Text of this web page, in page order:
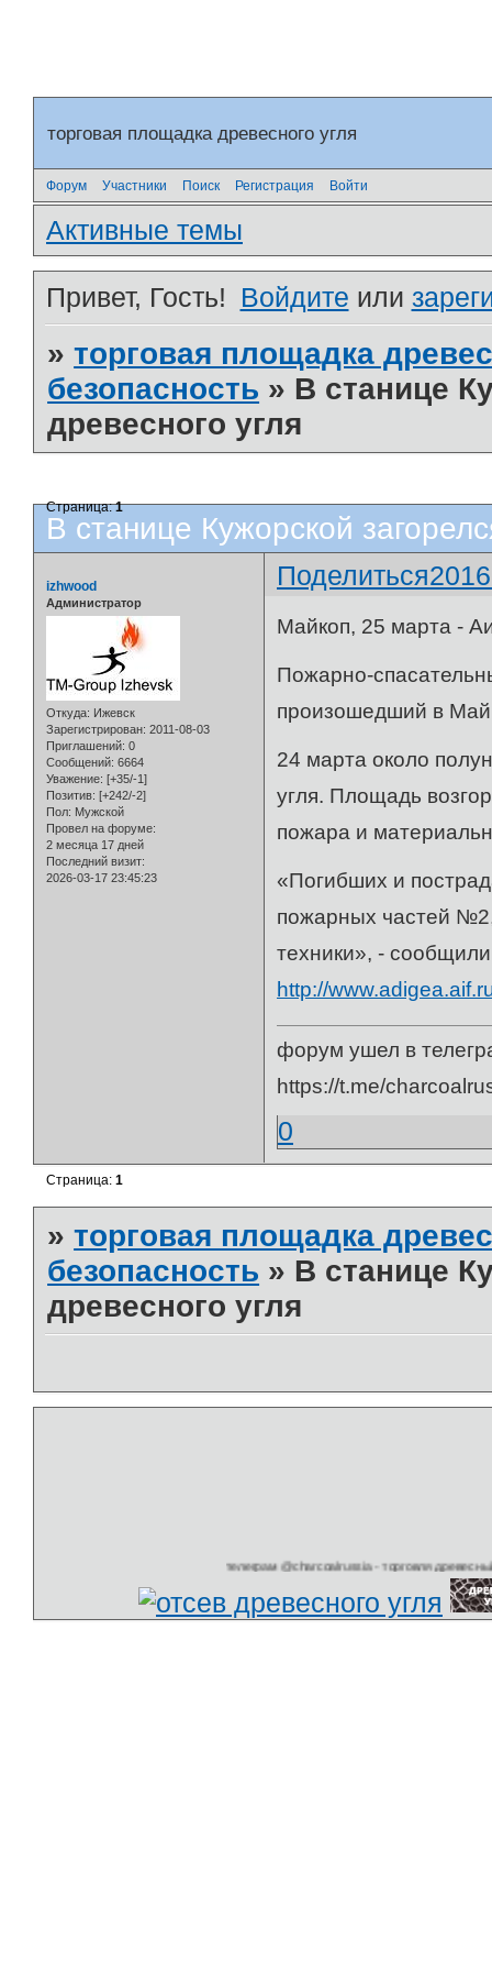
торговая площадка древесного угля
Форум Участники Поиск Регистрация Войти
Активные темы
Привет, Гость! Войдите или
»торговая площадка
безопасность » В станице
древесного угля
В станице Кужорской
Страница:1
Поделиться
izhwood
Администратор
Откуда: Ижевск
Зарегистрирован: 2011-08-03
Приглашений: 0
Сообщений: 6664
Уважение: [+35/-1]
Позитив: [+242/-2]
Пол: Мужской
Провел на форуме:
2 месяца 17 дней
Последний визит:
2026-03-17 23:45:23
Майкоп, 25 марта -
Пожарно-
произошедший в
24 марта около
угля. Площадь
пожара и
«Погибших и
пожарных частей
техники», -
http://
форум ушел в
https://t.me/
0
Страница:1
»торговая площадка
безопасность » В станице
древесного угля
телеграм @charcoalrussia - торговля древесный